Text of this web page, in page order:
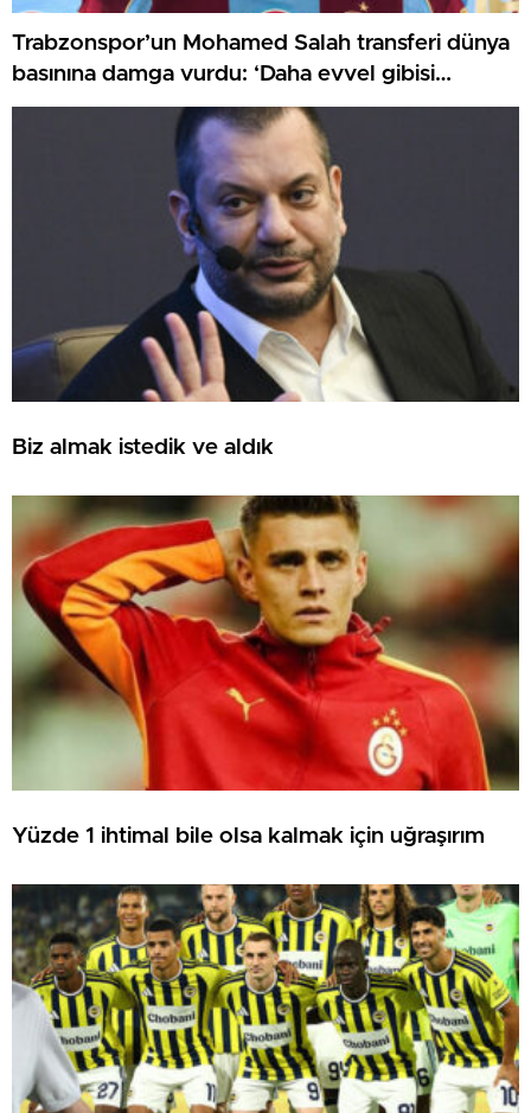
Trabzonspor’un Mohamed Salah transferi dünya
basınına damga vurdu: ‘Daha evvel gibisi
görülmemiş bir karşılama!’
Biz almak istedik ve aldık
Yüzde 1 ihtimal bile olsa kalmak için uğraşırım